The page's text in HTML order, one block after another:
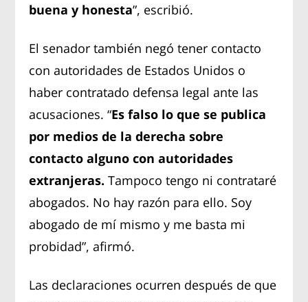
buena y honesta”, escribió.
El senador también negó tener contacto
con autoridades de Estados Unidos o
haber contratado defensa legal ante las
acusaciones. “Es falso lo que se publica
por medios de la derecha sobre
contacto alguno con autoridades
extranjeras. Tampoco tengo ni contrataré
abogados. No hay razón para ello. Soy
abogado de mí mismo y me basta mi
probidad”, afirmó.
Las declaraciones ocurren después de que